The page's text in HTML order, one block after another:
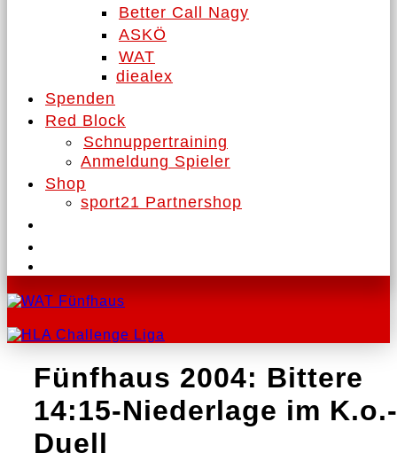
Better Call Nagy
ASKÖ
WAT
diealex
Spenden
Red Block
Schnuppertraining
Anmeldung Spieler
Shop
sport21 Partnershop
Fünfhaus 2004: Bittere
14:15-Niederlage im K.o.-
Duell